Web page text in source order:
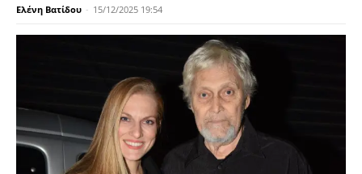
Ελένη Βατίδου - 15/12/2025 19:54